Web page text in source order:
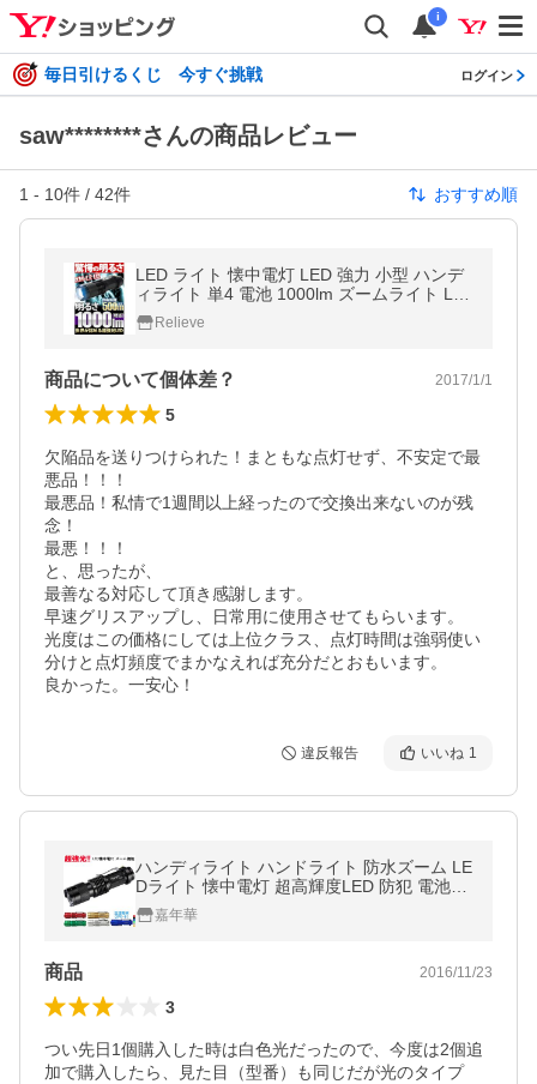
i
毎日引けるくじ 今すぐ挑戦 ログイン
saw********さんの商品レビュー
1 - 10件 / 42件 おすすめ順
LED ライト 懐中電灯 LED 強力 小型 ハンデ
ィライト 単4 電池 1000lm ズームライト L2
超強力LED 超強光 防滴 生活防水 防塵 広角
ズーム
Relieve
商品について個体差？ 2017/1/1
5
欠陥品を送りつけられた！まともな点灯せず、不安定で最
悪品！！！
最悪品！私情で1週間以上経ったので交換出来ないのが残
念！
最悪！！！
と、思ったが、
最善なる対応して頂き感謝します。
早速グリスアップし、日常用に使用させてもらいます。
光度はこの価格にしては上位クラス、点灯時間は強弱使い
分けと点灯頻度でまかなえれば充分だとおもいます。
良かった。一安心！
違反報告 いいね 1
ハンディライト ハンドライト 防水ズーム LE
Dライト 懐中電灯 超高輝度LED 防犯 電池式
自転車用 ネコポス送料無料 翌日配達対応
嘉年華
商品 2016/11/23
3
つい先日1個購入した時は白色光だったので、今度は2個追
加で購入したら、見た目（型番）も同じだが光のタイプ